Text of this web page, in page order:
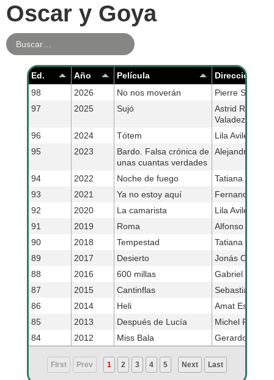
Oscar y Goya
Ed. Año Película
Dirección
98
2026 No nos moverán
Pierre Saint-
97
2025 Sujó
Astrid
Valadez
96
2024 Tótem
Lila Aviles
95
2023
Bardo. Falsa crónica de
unas cuantas verdades
Alejandro G.
94 2022 Noche de fuego
Tatiana Huezo
93
2021 Ya no estoy aquí
Fernando
92
2020 La camarista
Lila Avilés
91
2019 Roma
Alfonso Cuarón
90
2018 Tempestad
Tatiana Huezo
89
2017 Desierto
Jonás Cuarón
88
2016 600 millas
Gabriel
87
2015 Cantinflas
Sebastián del
86
2014 Heli
Amat
85
2013 Después de Lucía
Michel Franco
84
2012 Miss Bala Gerardo
First Prev 1 2 3 4 5 Next Last